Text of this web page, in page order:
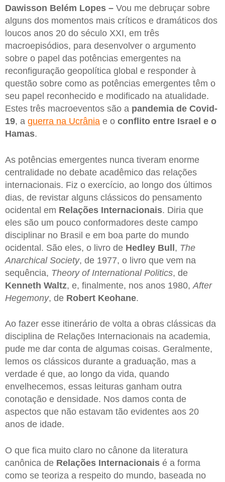
Dawisson Belém Lopes – Vou me debruçar sobre
alguns dos momentos mais críticos e dramáticos dos
loucos anos 20 do século XXI, em três
macroepisódios, para desenvolver o argumento
sobre o papel das potências emergentes na
reconfiguração geopolítica global e responder à
questão sobre como as potências emergentes têm o
seu papel reconhecido e modificado na atualidade.
Estes três macroeventos são a pandemia de Covid-
19, a guerra na Ucrânia e o conflito entre Israel e o
Hamas.
As potências emergentes nunca tiveram enorme
centralidade no debate acadêmico das relações
internacionais. Fiz o exercício, ao longo dos últimos
dias, de revistar alguns clássicos do pensamento
ocidental em Relações Internacionais. Diria que
eles são um pouco conformadores deste campo
disciplinar no Brasil e em boa parte do mundo
ocidental. São eles, o livro de Hedley Bull, The
Anarchical Society, de 1977, o livro que vem na
sequência, Theory of International Politics, de
Kenneth Waltz, e, finalmente, nos anos 1980, After
Hegemony, de Robert Keohane.
Ao fazer esse itinerário de volta a obras clássicas da
disciplina de Relações Internacionais na academia,
pude me dar conta de algumas coisas. Geralmente,
lemos os clássicos durante a graduação, mas a
verdade é que, ao longo da vida, quando
envelhecemos, essas leituras ganham outra
conotação e densidade. Nos damos conta de
aspectos que não estavam tão evidentes aos 20
anos de idade.
O que fica muito claro no cânone da literatura
canônica de Relações Internacionais é a forma
como se teoriza a respeito do mundo, baseada no